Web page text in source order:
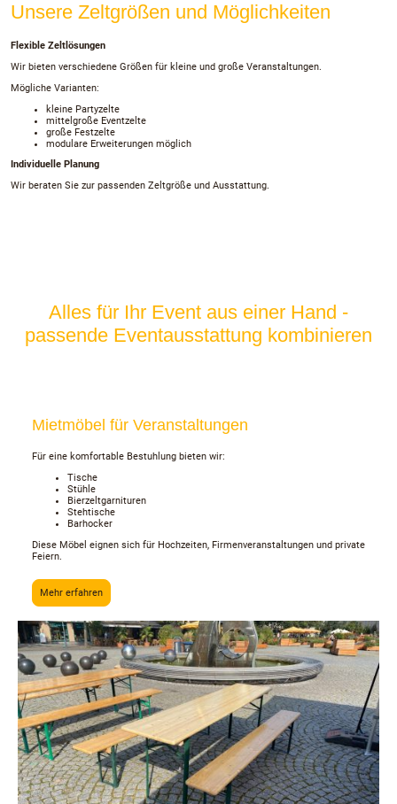
Unsere Zeltgrößen und Möglichkeiten
Flexible Zeltlösungen
Wir bieten verschiedene Größen für kleine und große Veranstaltungen.
Mögliche Varianten:
kleine Partyzelte
mittelgroße Eventzelte
große Festzelte
modulare Erweiterungen möglich
Individuelle Planung
Wir beraten Sie zur passenden Zeltgröße und Ausstattung.
Alles für Ihr Event aus einer Hand -
passende Eventausstattung kombinieren
Mietmöbel für Veranstaltungen
Für eine komfortable Bestuhlung bieten wir:
Tische
Stühle
Bierzeltgarnituren
Stehtische
Barhocker
Diese Möbel eignen sich für Hochzeiten, Firmenveranstaltungen und private
Feiern.
Mehr erfahren